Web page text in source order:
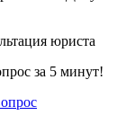
юриста
за 5 минут!